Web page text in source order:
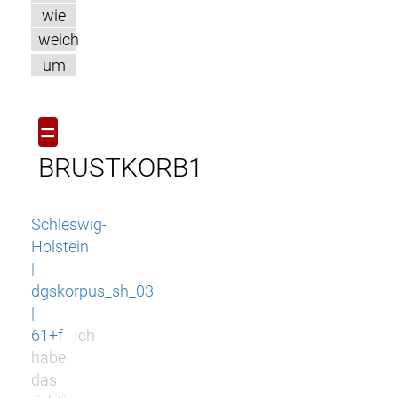
wie
weich
um
=
BRUSTKORB1
Schleswig-
Holstein
|
dgskorpus_sh_03
|
61+f
Ich
habe
das